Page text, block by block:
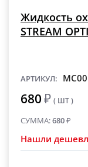
Жидкость
STREAM
АРТИКУЛ:
680₽ ( ШТ )
СУММА:680₽
Нашли